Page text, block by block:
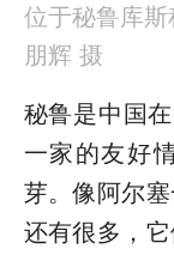
位于秘鲁库
朋辉 摄
秘鲁是中国
一家的友好
芽。像阿尔
还有很多，